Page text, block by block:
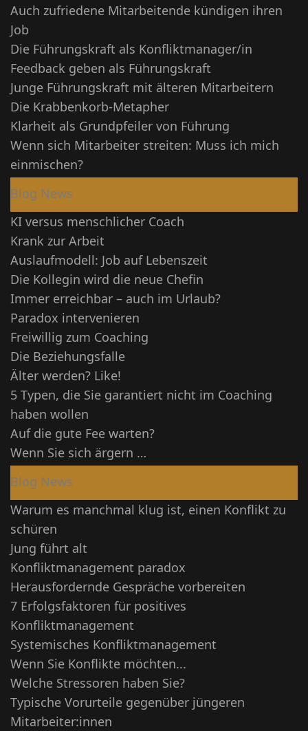
Auch zufriedene Mitarbeitende kündigen ihren
Job
Die Führungskraft als Konfliktmanager/in
Feedback geben als Führungskraft
Junge Führungskraft mit älteren Mitarbeitern
Die Krabbenkorb-Metapher
Klarheit als Grundpfeiler von Führung
Wenn sich Mitarbeiter streiten: Muss ich mich
einmischen?
Blog News
KI versus menschlicher Coach
Krank zur Arbeit
Auslaufmodell: Job auf Lebenszeit
Die Kollegin wird die neue Chefin
Immer erreichbar – auch im Urlaub?
Paradox intervenieren
Freiwillig zum Coaching
Die Beziehungsfalle
Älter werden? Like!
5 Typen, die Sie garantiert nicht im Coaching
haben wollen
Auf die gute Fee warten?
Wenn Sie sich ärgern …
Blog News
Warum es manchmal klug ist, einen Konflikt zu
schüren
Jung führt alt
Konfliktmanagement paradox
Herausfordernde Gespräche vorbereiten
7 Erfolgsfaktoren für positives
Konfliktmanagement
Systemisches Konfliktmanagement
Wenn Sie Konflikte möchten...
Welche Stressoren haben Sie?
Typische Vorurteile gegenüber jüngeren
Mitarbeiter:innen